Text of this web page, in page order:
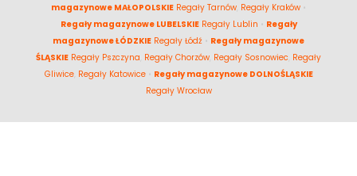
magazynowe MAŁOPOLSKIE Regały Tarnów Regały Kraków •
Regały magazynowe LUBELSKIE Regały Lublin • Regały
magazynowe ŁÓDZKIE Regały Łódź • Regały magazynowe
ŚLĄSKIE Regały Pszczyna Regały Chorzów Regały Sosnowiec Regały
Gliwice, Regały Katowice• Regały magazynowe DOLNOŚLĄSKIE
Regały Wrocław